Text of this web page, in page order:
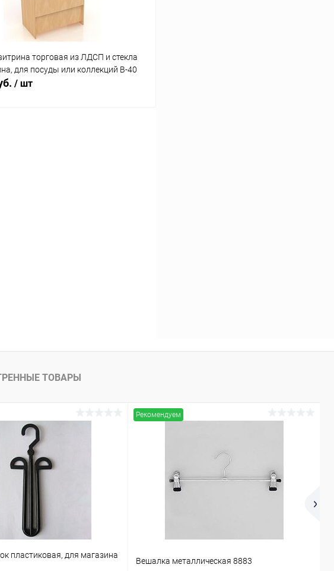
торговая из ЛДСП и стекла
для посуды или коллекций В-40
/ шт
ТОВАРЫ
пластиковая, для магазина
Рекомендуем
Вешалка металлическая 8883